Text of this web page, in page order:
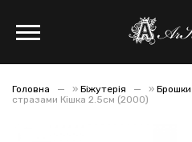
Головна » Біжутерія » Брошки
стразами Кішка 2.5см (2000)